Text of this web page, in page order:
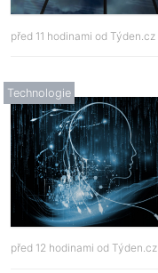
před 11 hodinami od Týden.cz
Technologie
před 12 hodinami od Týden.cz